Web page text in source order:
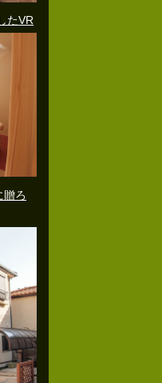
たVR
贈ろ